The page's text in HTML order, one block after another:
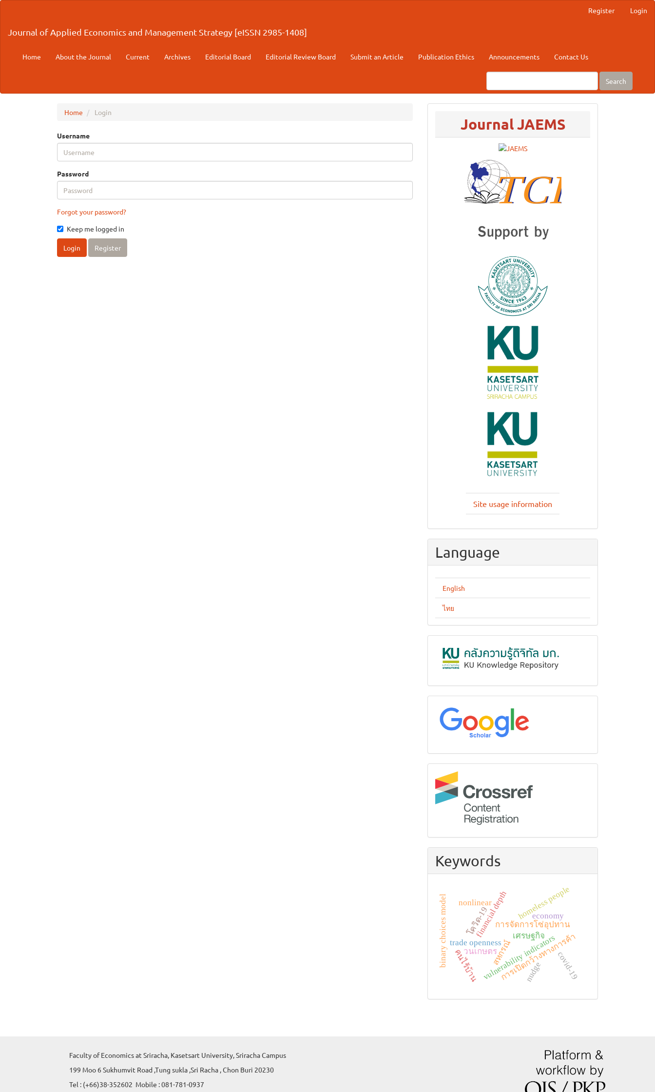
Content
Register Login
Journal of Applied Economics and Management Strategy [eISSN 2985-1408]
Home About the Journal Current Archives Editorial Board Editorial Review Board Submit an Article Publication Ethics Announcements Contact Us
Search
Home Login
Username
Password
Forgot your password?
Keep me logged in
Login Register
menuJournal JAEMS
Site usage information
Language
English
ไทย
KUKR
google
Crossref
Keywords
สหกรณ์
vulnerability indicators
การจัดการโซ่อุปทาน
trade openness
financial depth
การเปิดกว้างทางการค้า
binary choices model homeless people
เศรษฐกิจ
คนไร้บ้าน
โควิด-19
วนเกษตร
nudge
nonlinear
covid-19
economy
Faculty of Economics at Sriracha, Kasetsart University, Sriracha Campus
199 Moo 6 Sukhumvit Road ,Tung sukla ,Sri Racha , Chon Buri 20230
Tel : (+66)38-352602 Mobile : 081-781-0937